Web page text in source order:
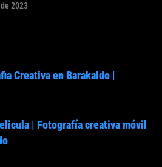
2023
Creativa en Barakaldo |
| Fotografía creativa móvil